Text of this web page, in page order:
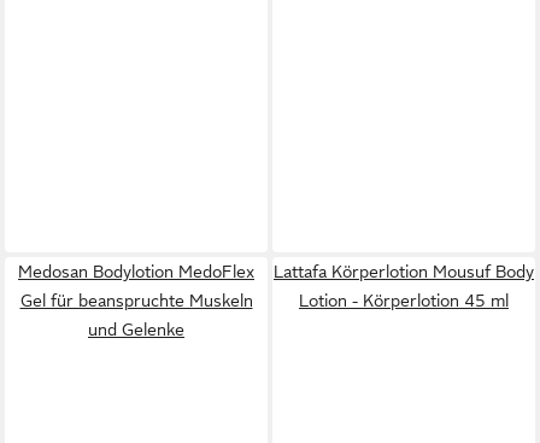
Medosan Bodylotion MedoFlex
Gel für beanspruchte Muskeln
und Gelenke
Lattafa Körperlotion Mousuf Body
Lotion - Körperlotion 45 ml